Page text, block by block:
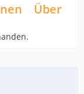
Über